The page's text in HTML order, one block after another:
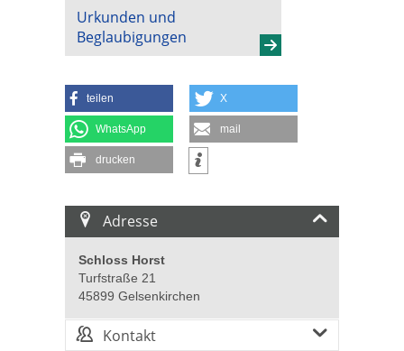
Urkunden und
Beglaubigungen
teilen X
WhatsApp mail
drucken
Adresse
Schloss Horst
Turfstraße 21
45899 Gelsenkirchen
Kontakt